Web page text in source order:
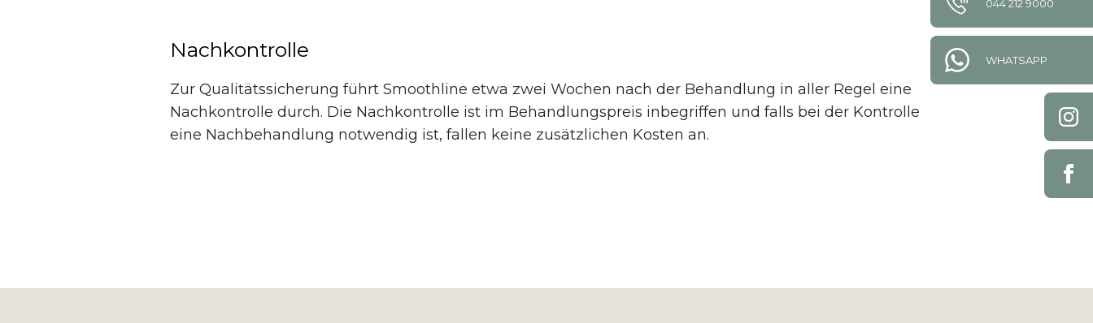
044 212 9000
WHATSAPP
Nachkontrolle
Zur Qualitätssicherung führt Smoothline etwa zwei Wochen nach der Behandlung in aller Regel eine
Nachkontrolle durch. Die Nachkontrolle ist im Behandlungspreis inbegriffen und falls bei der Kontrolle
eine Nachbehandlung notwendig ist, fallen keine zusätzlichen Kosten an.